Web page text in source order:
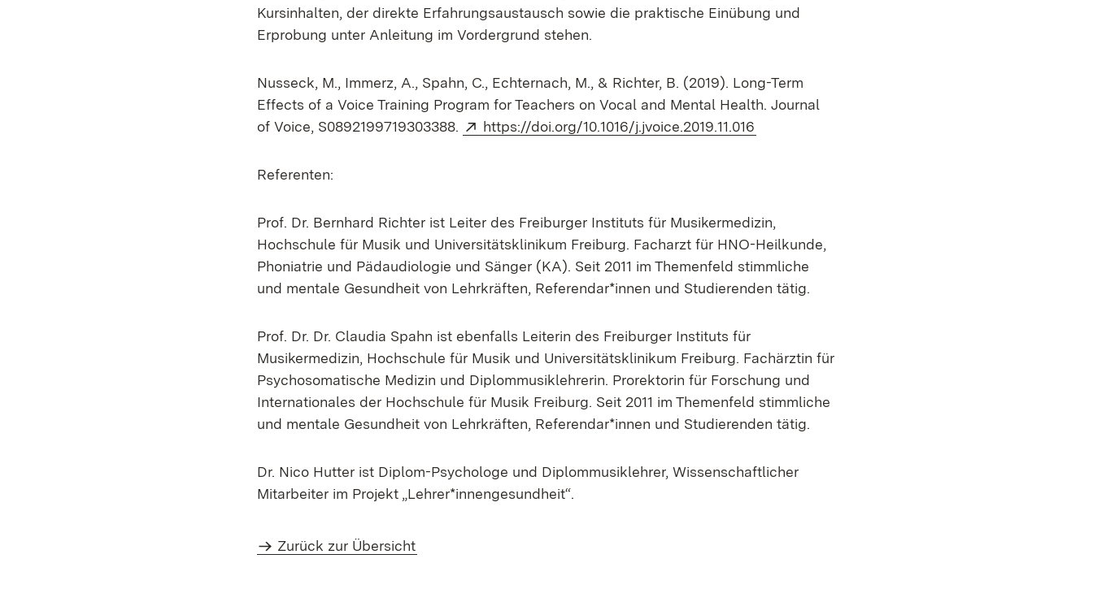
Kursinhalten, der direkte Erfahrungsaustausch sowie die praktische Einübung und
Erprobung unter Anleitung im Vordergrund stehen.
Nusseck, M., Immerz, A., Spahn, C., Echternach, M., & Richter, B. (2019). Long-Term
Effects of a Voice Training Program for Teachers on Vocal and Mental Health. Journal
of Voice, S0892199719303388.
Extern:
https://doi.org/10.1016/j.jvoice.2019.11.016
Referenten:
Prof. Dr. Bernhard Richter ist Leiter des Freiburger Instituts für Musikermedizin,
Hochschule für Musik und Universitätsklinikum Freiburg. Facharzt für HNO-Heilkunde,
Phoniatrie und Pädaudiologie und Sänger (KA). Seit 2011 im Themenfeld stimmliche
und mentale Gesundheit von Lehrkräften, Referendar*innen und Studierenden tätig.
Prof. Dr. Dr. Claudia Spahn ist ebenfalls Leiterin des Freiburger Instituts für
Musikermedizin, Hochschule für Musik und Universitätsklinikum Freiburg. Fachärztin für
Psychosomatische Medizin und Diplommusiklehrerin. Prorektorin für Forschung und
Internationales der Hochschule für Musik Freiburg. Seit 2011 im Themenfeld stimmliche
und mentale Gesundheit von Lehrkräften, Referendar*innen und Studierenden tätig.
Dr. Nico Hutter ist Diplom-Psychologe und Diplommusiklehrer, Wissenschaftlicher
Mitarbeiter im Projekt „Lehrer*innengesundheit“.
Zurück zur Übersicht